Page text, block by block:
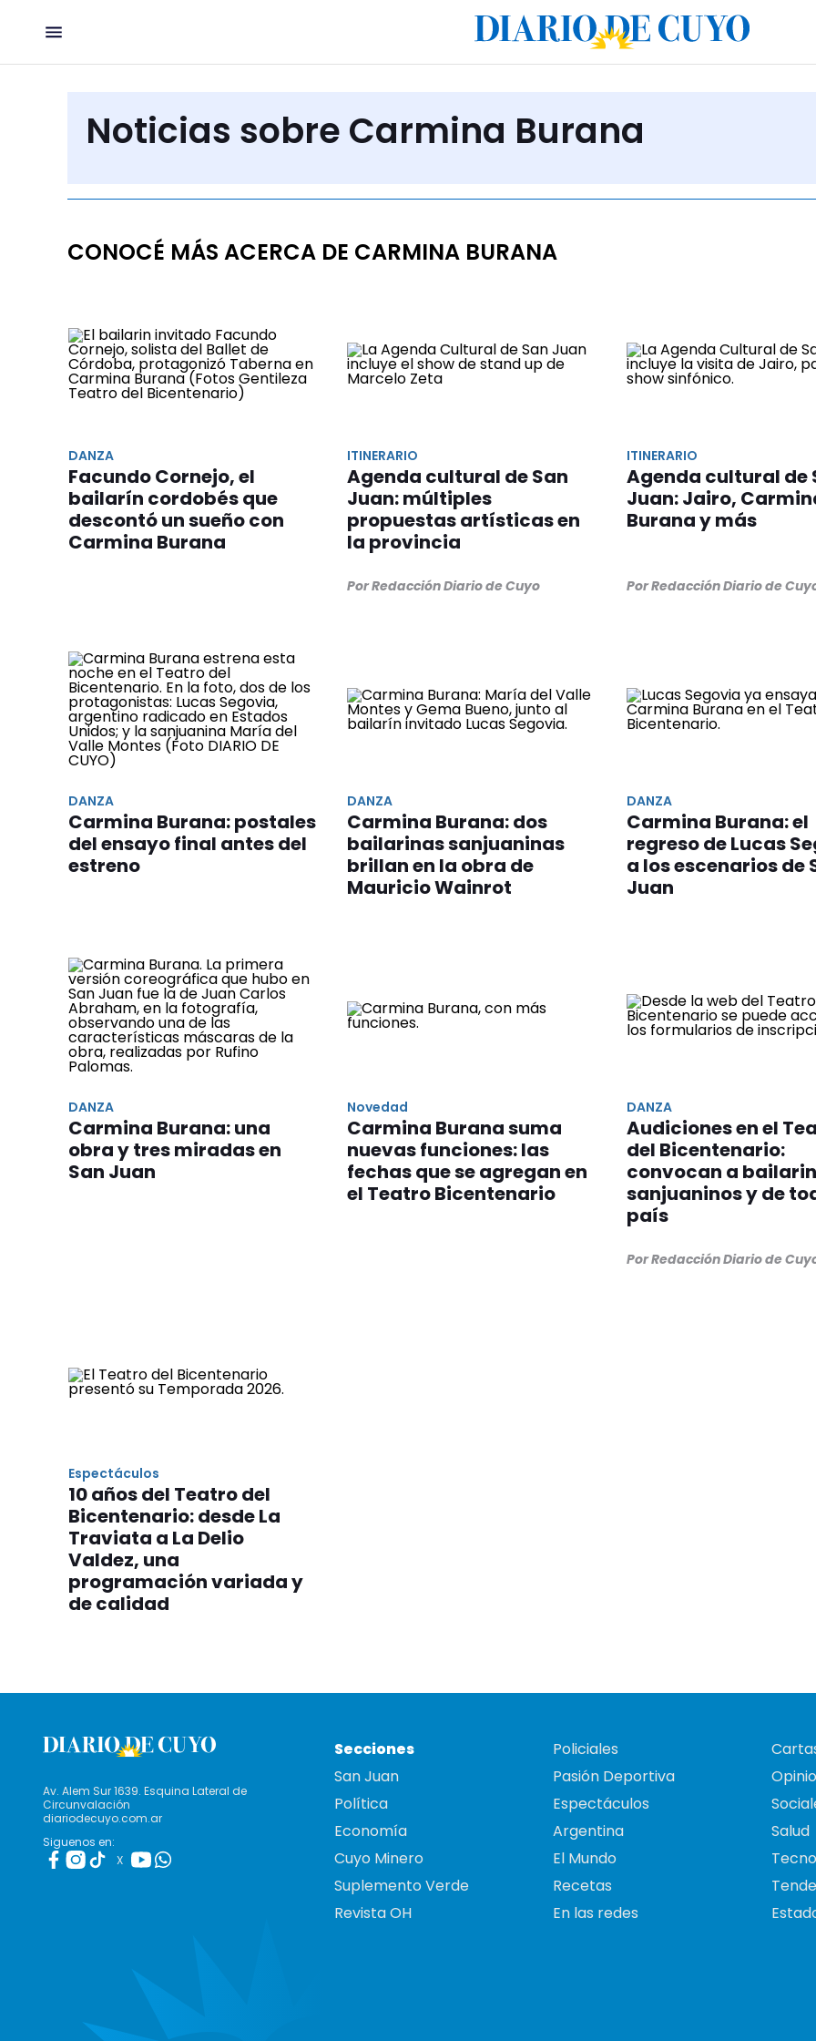
Noticias sobre Carmina Burana
CONOCÉ MÁS ACERCA DE CARMINA BURANA
DANZA
Facundo Cornejo, el
bailarín cordobés que
descontó un sueño con
Carmina Burana
ITINERARIO
Agenda cultural de San
Juan: múltiples
propuestas artísticas en
la provincia
Por Redacción Diario de Cuyo
ITINERARIO
Agenda cultural de
Juan: Jairo,
Burana y más
Por Redacción Diario de
DANZA
Carmina Burana: postales
del ensayo final antes del
estreno
DANZA
Carmina Burana: dos
bailarinas sanjuaninas
brillan en la obra de
Mauricio Wainrot
DANZA
Carmina Burana: el
regreso de Lucas
a los escenarios de
Juan
DANZA
Carmina Burana: una
obra y tres miradas en
San Juan
Novedad
Carmina Burana suma
nuevas funciones: las
fechas que se agregan en
el Teatro Bicentenario
DANZA
Audiciones en el
del Bicentenario:
convocan a
sanjuaninos y de
país
Por Redacción Diario de
Espectáculos
10 años del Teatro del
Bicentenario: desde La
Traviata a La Delio
Valdez, una
programación variada y
de calidad
Av. Alem Sur 1639. Esquina Lateral de
Circunvalación
diariodecuyo.com.ar
Siguenos en:
X
Secciones
San Juan
Política
Economía
Cuyo Minero
Suplemento Verde
Revista OH
Policiales
Pasión Deportiva
Espectáculos
Argentina
El Mundo
Recetas
En las redes
Salud